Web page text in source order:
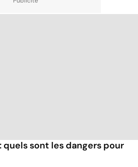
quels sont les dangers pour